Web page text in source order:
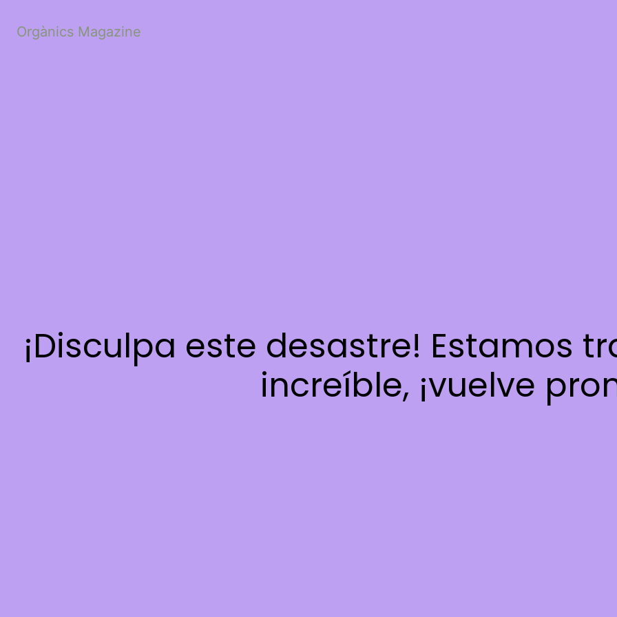
Orgànics Magazine
¡Disculpa este desastre! Estamos
increíble, ¡vuelve